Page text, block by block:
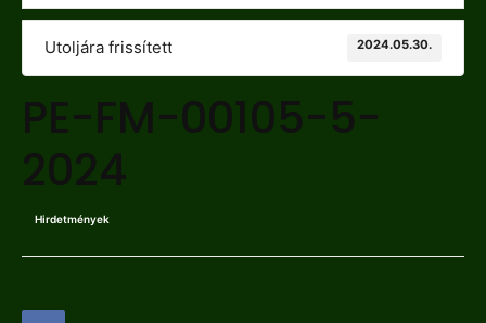
Utoljára frissített 2024.05.30.
PE-FM-00105-5-
2024
Hirdetmények